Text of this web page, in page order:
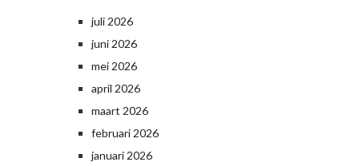
juli 2026
juni 2026
mei 2026
april 2026
maart 2026
februari 2026
januari 2026